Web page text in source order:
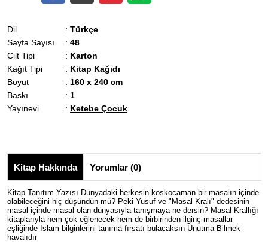
Dil : Türkçe
Sayfa Sayısı
: 48
Cilt Tipi
: Karton
Kağıt Tipi
: Kitap Kağıdı
Boyut
: 160 x 240 cm
Baskı
: 1
Yayınevi
: Ketebe Çocuk
Kitap Hakkında Yorumlar (0)
Kitap Tanıtım Yazısı Dünyadaki herkesin koskocaman bir masalın içinde
olabileceğini hiç düşündün mü? Peki Yusuf ve "Masal Kralı" dedesinin
masal içinde masal olan dünyasıyla tanışmaya ne dersin? Masal Krallığı
kitaplarıyla hem çok eğlenecek hem de birbirinden ilginç masallar
eşliğinde İslam bilginlerini tanıma fırsatı bulacaksın Unutma Bilmek
havalıdır